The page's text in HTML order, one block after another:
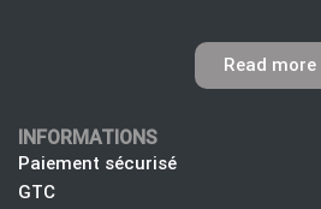
Read more
INFORMATIONS
Paiement sécurisé
GTC